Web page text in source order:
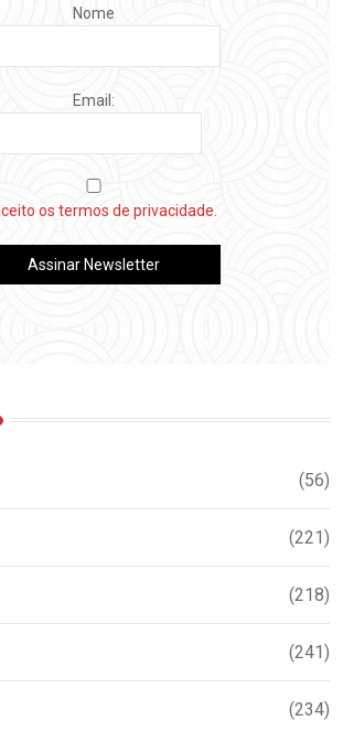
Nome
Email:
os termos de privacidade.
(56)
(221)
(218)
(241)
(234)